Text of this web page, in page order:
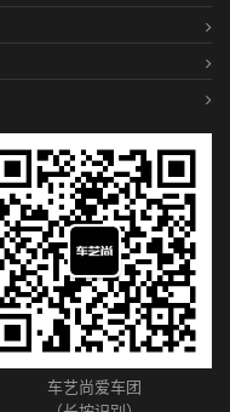
车艺尚爱车团